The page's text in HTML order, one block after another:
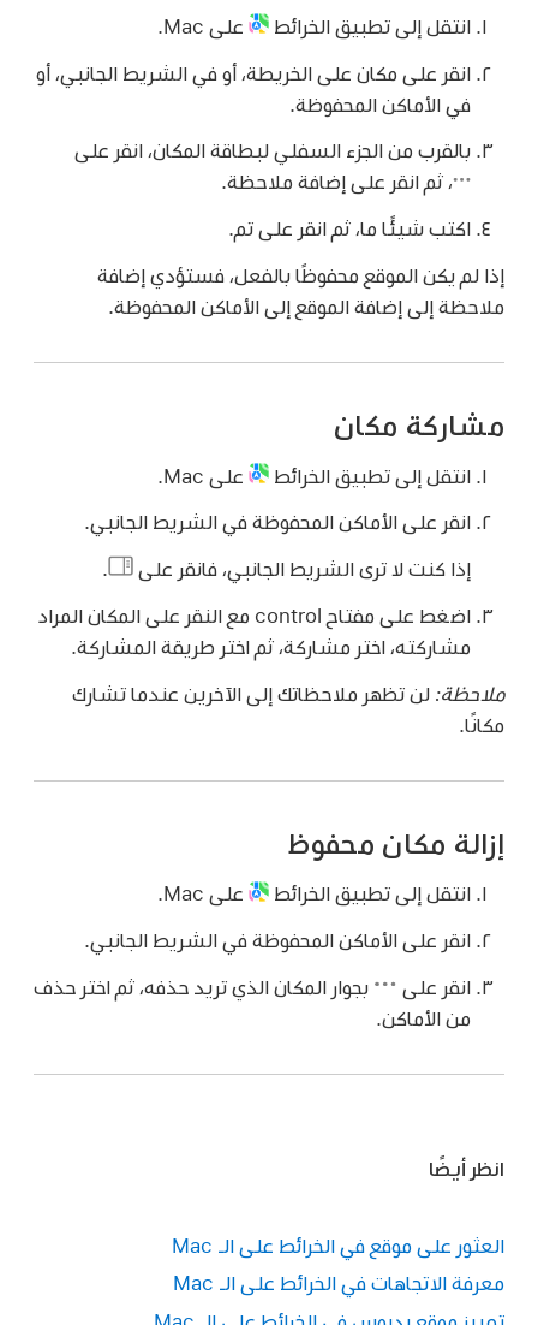
انتقل إلى تطبيق الخرائط على Mac.
انقر على مكان على الخريطة، أو في الشريط الجانبي، أو
في الأماكن المحفوظة.
بالقرب من الجزء السفلي لبطاقة المكان، انقر على
، ثم انقر على إضافة ملاحظة.
اكتب شيئًا ما، ثم انقر على تم.
إذا لم يكن الموقع محفوظًا بالفعل، فستؤدي إضافة
ملاحظة إلى إضافة الموقع إلى الأماكن المحفوظة.
مشاركة مكان
انتقل إلى تطبيق الخرائط على Mac.
انقر على الأماكن المحفوظة في الشريط الجانبي.
إذا كنت لا ترى الشريط الجانبي، فانقر على
اضغط على مفتاح control مع النقر على المكان المراد
مشاركته، اختر مشاركة، ثم اختر طريقة المشاركة.
ملاحظة: لن تظهر ملاحظاتك إلى الآخرين عندما تشارك
مكانًا.
إزالة مكان محفوظ
انتقل إلى تطبيق الخرائط على Mac.
انقر على الأماكن المحفوظة في الشريط الجانبي.
انقر على
بجوار المكان الذي تريد حذفه، ثم اختر حذف
من الأماكن.
انظر أيضًا
العثور على موقع في الخرائط على الـ Mac
معرفة الاتجاهات في الخرائط على الـ Mac
تمييز موقع بدبوس في الخرائط على الـ Mac